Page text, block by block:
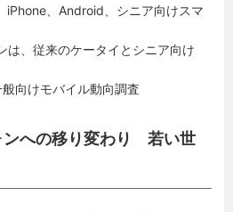
iPhone、Android、シニア向けスマ
は、従来のケータイとシニア向け
向けモバイル動向調査
ンへの移り変わり 若い世